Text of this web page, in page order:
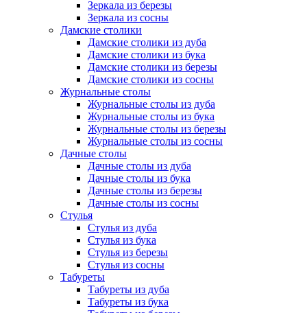
Зеркала из березы
Зеркала из сосны
Дамские столики
Дамские столики из дуба
Дамские столики из бука
Дамские столики из березы
Дамские столики из сосны
Журнальные столы
Журнальные столы из дуба
Журнальные столы из бука
Журнальные столы из березы
Журнальные столы из сосны
Дачные столы
Дачные столы из дуба
Дачные столы из бука
Дачные столы из березы
Дачные столы из сосны
Стулья
Стулья из дуба
Стулья из бука
Стулья из березы
Стулья из сосны
Табуреты
Табуреты из дуба
Табуреты из бука